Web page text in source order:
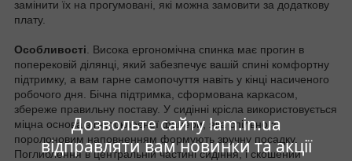
Дозвольте сайту lam.in.ua
відправляти вам новинки та акції
замінити їх на прогумовані, які можна замовити за додаткову
плату.
Особливості . Висока ергономічна спинка має прогин в
поперековій ділянці, який забезпечує вашій спині комфортну
підтримку, а вам гарне самопочуття навіть у кінці насиченого
робочого дня. Бічна підтримка, сформована каркасом,
збереже правильну поставу. У сидінні крісла використовується
міцна основа з гнутоклеєної фанери, яка спільно з
поролоновим наповненням формують зручну посадку.
Поглиблення в центральній частині сидіння, і скошений